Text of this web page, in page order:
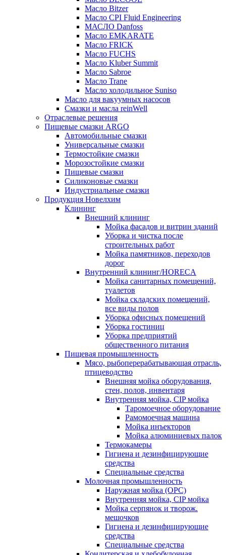
Масло Bitzer
Масло CPI Fluid Engineering
МАСЛО Danfoss
Масло EMKARATE
Масло FRICK
Масло FUCHS
Масло Kluber Summit
Масло Sabroe
Масло Trane
Масло холодильное Suniso
Масло для вакуумных насосов
Смазки и масла reinWell
Отраслевые решения
Пищевые смазки ARGO
Автомобильные смазки
Универсальные смазки
Термостойкие смазки
Морозостойкие смазки
Пищевые смазки
Силиконовые смазки
Индустриальные смазки
Продукция Новелхим
Клининг
Внешний клининг
Мойка фасадов и витрин зданий
Уборка и чистка после
строительных работ
Мойка памятников, переходов
дорог
Внутренний клининг/HORECA
Мойка санитарных помещений,
туалетов
Мойка складских помещений,
все виды полов
Уборка офисных помещений
Уборка гостиниц
Уборка предприятий
общественного питания
Пищевая промышленность
Мясо, рыбоперерабатывающая отрасль,
птицеводство
Внешняя мойка оборудования,
стен, полов, инвентаря
Внутренняя мойка, CIP мойка
Таромоечное оборудование
Рамомоечная машина
Мойка инъекторов
Мойка алюминиевых палок
Термокамеры
Гигиена и дезинфицирующие
средства
Специальные средства
Молочная промышленность
Наружная мойка (ОРС)
Внутренняя мойка, CIP мойка
Мойка серпянок и творож.
мешочков
Гигиена и дезинфицирующие
средства
Специальные средства